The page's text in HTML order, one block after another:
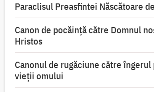
Paraclisul Preasfintei Născătoare
Canon de pocăință către Domnul
Hristos
Canonul de rugăciune către îngerul
vieții omului